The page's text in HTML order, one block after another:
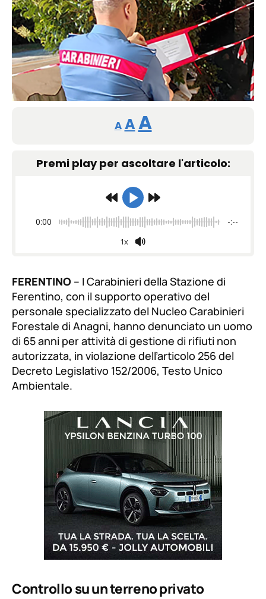
A
Reducir
tamaño
fuente.
A Restablecer
de
fuente
AAumentar
tamaño
fuente.
Premi play per ascoltare l'articolo:
0:00 -:--
1x
FERENTINO – I Carabinieri della Stazione di
Ferentino, con il supporto operativo del
personale specializzato del Nucleo Carabinieri
Forestale di Anagni, hanno denunciato un uomo
di 65 anni per attività di gestione di rifiuti non
autorizzata, in violazione dell’articolo 256 del
Decreto Legislativo 152/2006, Testo Unico
Ambientale.
Controllo su un terreno privato